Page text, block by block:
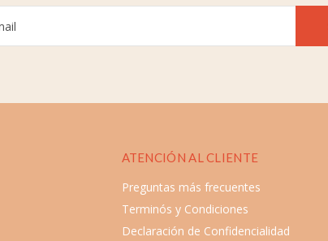
ATENCIÓN AL CLIENTE
Preguntas más frecuentes
Terminós y Condiciones
Declaración de Confidencialidad